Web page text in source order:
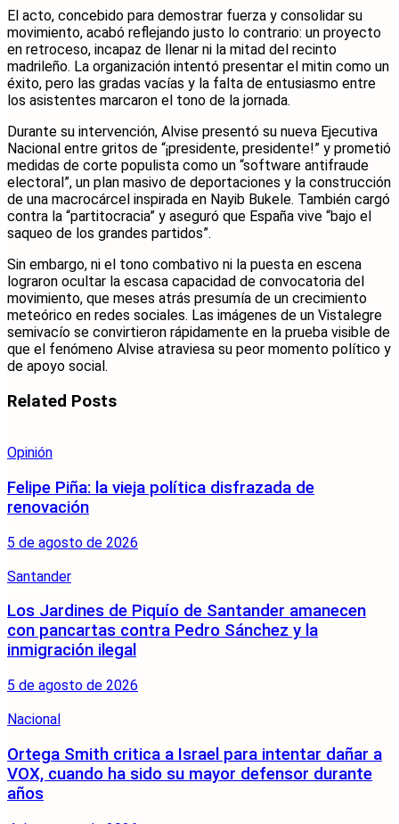
El acto, concebido para demostrar fuerza y consolidar su
movimiento, acabó reflejando justo lo contrario: un proyecto
en retroceso, incapaz de llenar ni la mitad del recinto
madrileño. La organización intentó presentar el mitin como un
éxito, pero las gradas vacías y la falta de entusiasmo entre
los asistentes marcaron el tono de la jornada.
Durante su intervención, Alvise presentó su nueva Ejecutiva
Nacional entre gritos de “¡presidente, presidente!” y prometió
medidas de corte populista como un “software antifraude
electoral”, un plan masivo de deportaciones y la construcción
de una macrocárcel inspirada en Nayib Bukele. También cargó
contra la “partitocracia” y aseguró que España vive “bajo el
saqueo de los grandes partidos”.
Sin embargo, ni el tono combativo ni la puesta en escena
lograron ocultar la escasa capacidad de convocatoria del
movimiento, que meses atrás presumía de un crecimiento
meteórico en redes sociales. Las imágenes de un Vistalegre
semivacío se convirtieron rápidamente en la prueba visible de
que el fenómeno Alvise atraviesa su peor momento político y
de apoyo social.
Related Posts
Opinión
Felipe Piña: la vieja política disfrazada de
renovación
5 de agosto de 2026
Santander
Los Jardines de Piquío de Santander amanecen
con pancartas contra Pedro Sánchez y la
inmigración ilegal
5 de agosto de 2026
Nacional
Ortega Smith critica a Israel para intentar dañar a
VOX, cuando ha sido su mayor defensor durante
años